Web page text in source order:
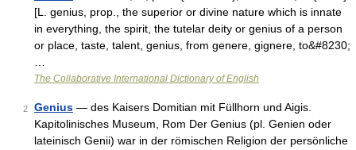
[L. genius, prop., the superior or divine nature which is innate
in everything, the spirit, the tutelar deity or genius of a person
or place, taste, talent, genius, from genere, gignere, to&#8230;
The Collaborative International Dictionary of English
2 Genius — des Kaisers Domitian mit Füllhorn und Aigis.
Kapitolinisches Museum, Rom Der Genius (pl. Genien oder
lateinisch Genii) war in der römischen Religion der persönliche